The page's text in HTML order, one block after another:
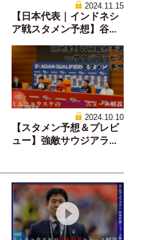
2024.11.15
【日本代表｜インドネシ
ア戦スタメン予想】谷...
2024.10.10
【スタメン予想＆プレビ
ュー】強敵サウジアラ...